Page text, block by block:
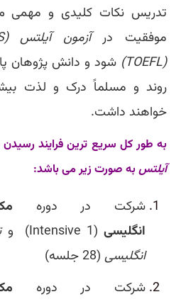
تدریس نکات کلیدی و مهمی
موفقیت درآزمون آیلتس (
(
TOEFL
)شود و دانش پژوهان
روند و مسلماً درک و لذت
خواهند داشت.
به طور کل سریع ترین فرایند رسیدن
آیلتسبه صورت زیر می باشد:
شرکت در دوره
انگلیسی (Intensive 1) و
انگلیسی (28 جلسه)
شرکت در دوره